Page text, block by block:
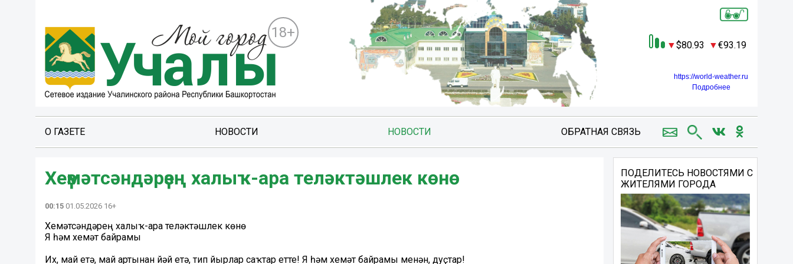
18+
80.93 93.19
https://world-weather.ru
Подробнее
О ГАЗЕТЕ НОВОСТИ НОВОСТИ ОБРАТНАЯ СВЯЗЬ
Хеҙмәтсәндәрҙең халыҡ-ара теләктәшлек көнө
00:15 01.05.2026 16+
Хеҙмәтсәндәрҙең халыҡ-ара теләктәшлек көнө
Яҙ һәм хеҙмәт байрамы
Их, май етә, май артынан йәй етә, тип йырлар саҡтар етте! Яҙ һәм хеҙмәт байрамы менән, дуҫтар!
ПОДЕЛИТЕСЬ НОВОСТЯМИ С
ЖИТЕЛЯМИ ГОРОДА